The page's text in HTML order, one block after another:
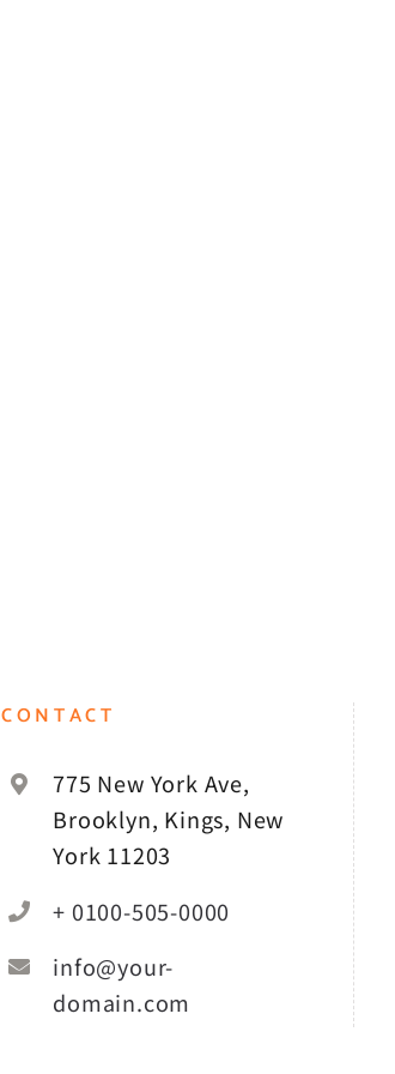
CONTACT
775 New York Ave,
Brooklyn, Kings, New
York 11203
+ 0100-505-0000
info@your-
domain.com